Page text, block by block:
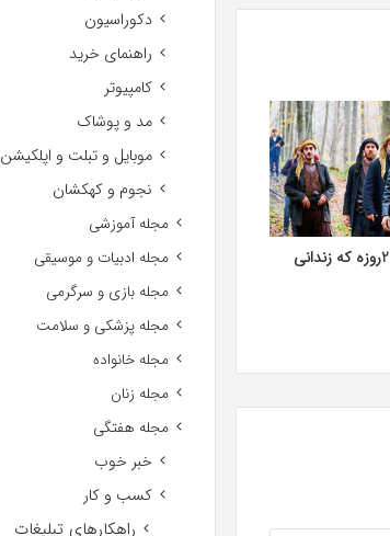
بازیگر مشهور ترک، 20روزه که زندانی
دکوراسیون
راهنمای خرید
کامپیوتر
مد و پوشاک
موبایل و تبلت و اپلکیشن
نجوم و کهکشان
مجله آموزشی
مجله ادبیات و موسیقی
مجله بازی و سرگرمی
مجله پزشکی و سلامت
مجله خانواده
مجله زنان
مجله هفتگی
خبر خوب
کسب و کار
راهکارهای تبلیغات